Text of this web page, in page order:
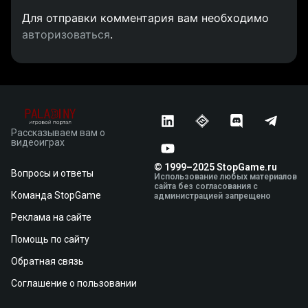
Для отправки комментария вам необходимо
авторизоваться.
Рассказываем вам о
видеоиграх
Вопросы и ответы
Команда StopGame
Реклама на сайте
Помощь по сайту
Обратная связь
Соглашение о пользовании
© 1999–2025 StopGame.ru
Использование любых материалов
сайта без согласования с
администрацией запрещено